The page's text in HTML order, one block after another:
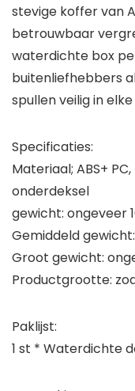
stevige koffer van
betrouwbaar
waterdichte box
buitenliefhebbers
spullen veilig in
Specificaties:
Materiaal; ABS+
onderdeksel
gewicht: ongeveer
Gemiddeld
Groot gewicht:
Productgrootte:
Paklijst:
1 st * Waterdichte